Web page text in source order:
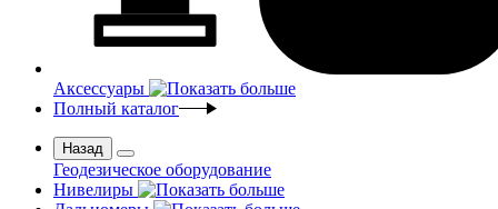
Аксессуары
Полный каталог
Назад
Геодезическое оборудование
Нивелиры